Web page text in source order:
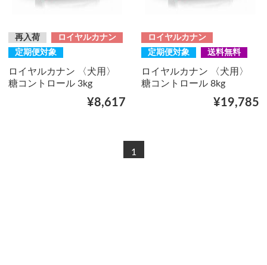
再入荷
ロイヤルカナン
定期便対象
ロイヤルカナン 〈犬用〉
糖コントロール 3kg
¥8,617
ロイヤルカナン
定期便対象
送料無料
ロイヤルカナン 〈犬用〉
糖コントロール 8kg
¥19,785
1